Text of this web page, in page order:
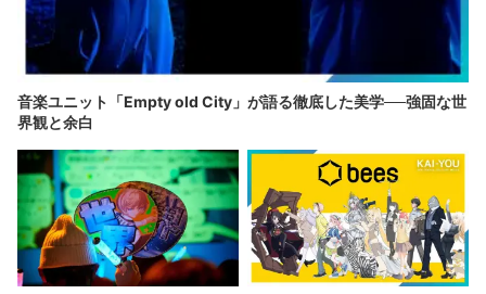
音楽ユニット「Empty old City」が語る徹底した美学──強固な世
界観と余白